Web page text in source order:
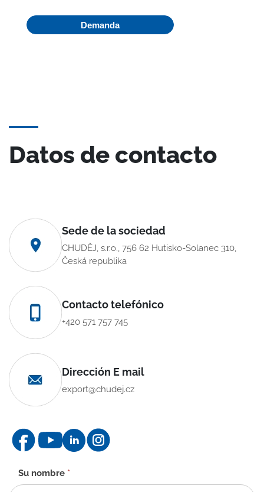
Demanda
Datos de contacto
Sede de la sociedad
CHUDĚJ, s.r.o., 756 62 Hutisko-Solanec 310,
Česká republika
Contacto telefónico
+420 571 757 745
Dirección E mail
export@chudej.cz
Formulario
de
Su nombre *